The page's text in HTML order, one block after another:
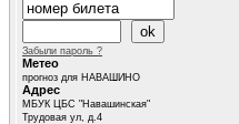
Забыли пароль ?
Метео
прогноз для НАВАШИНО
Адрес
МБУК ЦБС "Навашинская"
Трудовая ул, д.4